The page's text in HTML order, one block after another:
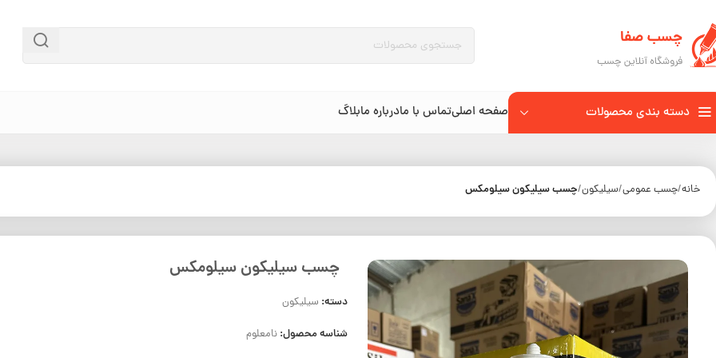
دسته بندی محصولات
واشرساز
همه کاره
دوقلو
پلی اورتان
نواری
صفحه اصلیتماس با مادرباره مابلاگ
خانه چسب عمومی سیلیکون چسب سیلیکون سیلومکس
چسب سیلیکون سیلومکس
دسته: سیلیکون
شناسه محصول:نامعلوم